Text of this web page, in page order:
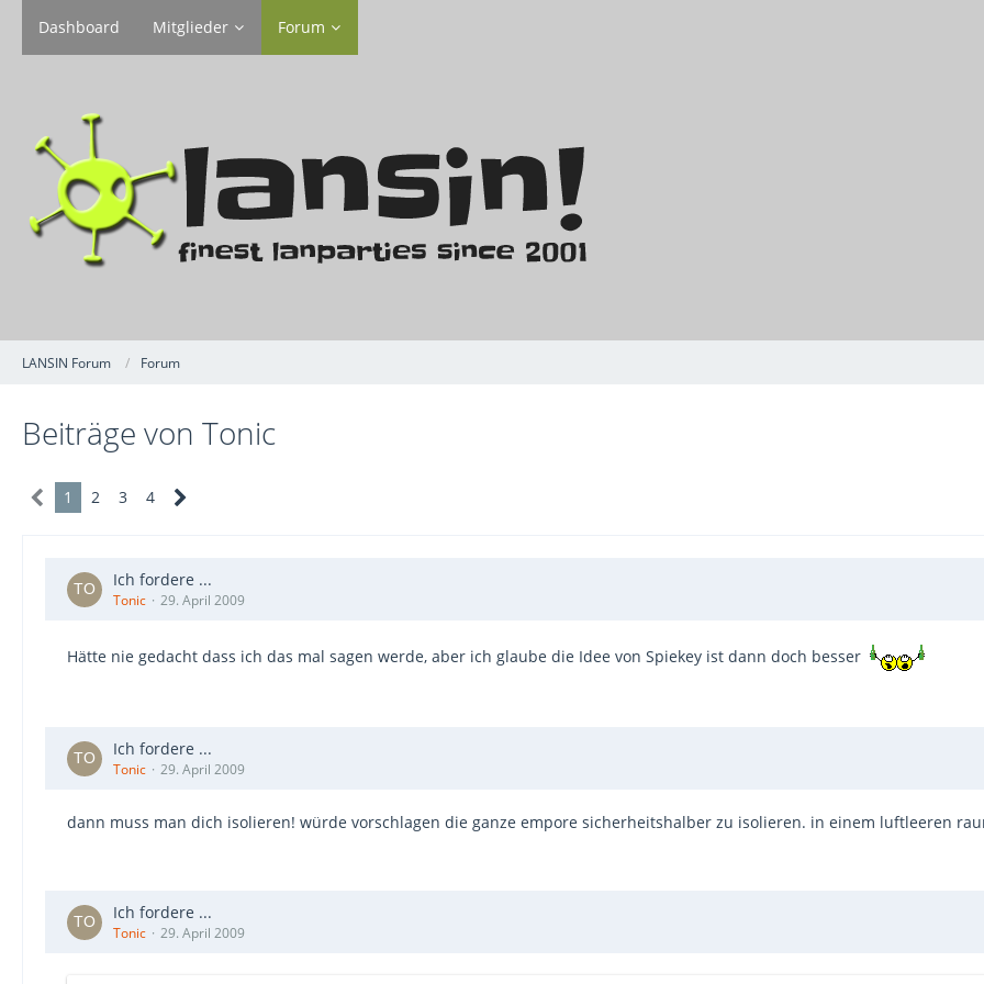
Dashboard Mitglieder Forum
LANSIN Forum Forum
Beiträge von Tonic
1 2 3 4
Ich fordere ...
Tonic 29. April 2009
Hätte nie gedacht dass ich das mal sagen werde, aber ich glaube die Idee von Spiekey ist dann doch besser
Ich fordere ...
Tonic 29. April 2009
dann muss man dich isolieren! würde vorschlagen die ganze empore sicherheitshalber zu isolieren. in einem luftleeren
Ich fordere ...
Tonic 29. April 2009